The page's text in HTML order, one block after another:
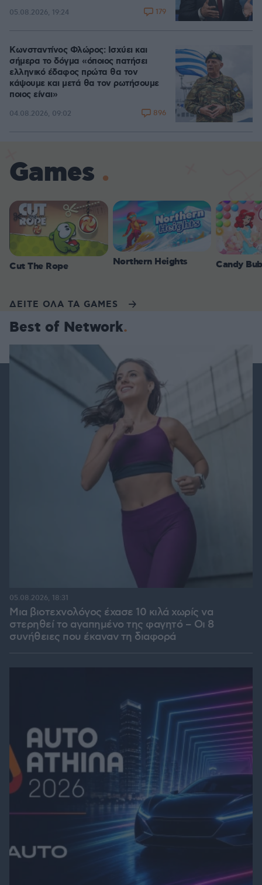
05.08.2026, 19:24 179
Κωνσταντίνος Φλώρος: Ισχύει και
σήμερα το δόγμα «όποιος πατήσει
ελληνικό έδαφος πρώτα θα τον
κάψουμε και μετά θα τον ρωτήσουμε
ποιος είναι»
04.08.2026, 09:02 896
Games
Cut The Rope Northern Heights Candy
ΔΕΙΤΕ ΟΛΑ ΤΑ GAMES
Best of Network
Μια βιοτεχνολόγος έχασε 10 κιλά χωρίς να
στερηθεί το αγαπημένο της φαγητό – Οι 8
συνήθειες που έκαναν τη διαφορά
05.08.2026, 18:31